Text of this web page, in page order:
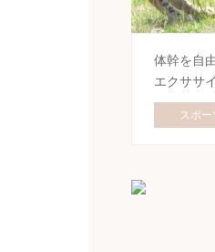
体幹を自
エクササ
スポー